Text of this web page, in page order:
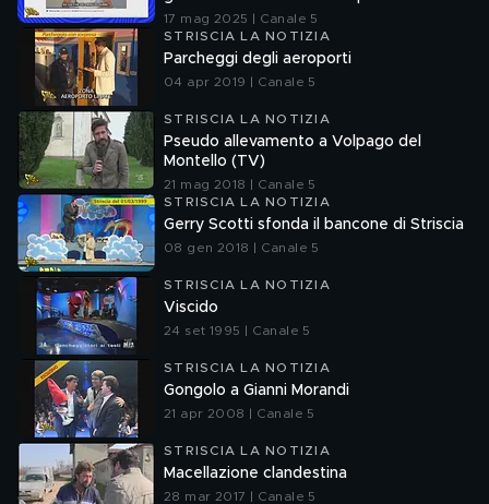
senza la verifica delle fonti
17 mag 2025 | Canale 5
STRISCIA LA NOTIZIA
Parcheggi degli aeroporti
04 apr 2019 | Canale 5
STRISCIA LA NOTIZIA
Pseudo allevamento a Volpago del
Montello (TV)
21 mag 2018 | Canale 5
STRISCIA LA NOTIZIA
Gerry Scotti sfonda il bancone di Striscia
08 gen 2018 | Canale 5
STRISCIA LA NOTIZIA
Viscido
24 set 1995 | Canale 5
STRISCIA LA NOTIZIA
Gongolo a Gianni Morandi
21 apr 2008 | Canale 5
STRISCIA LA NOTIZIA
Macellazione clandestina
28 mar 2017 | Canale 5